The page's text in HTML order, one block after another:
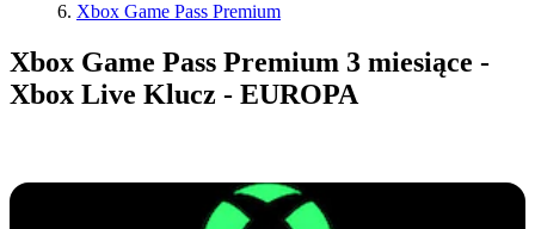
Xbox Game Pass Premium
Xbox Game Pass Premium 3 miesiące -
Xbox Live Klucz - EUROPA